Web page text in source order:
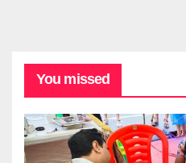
You missed